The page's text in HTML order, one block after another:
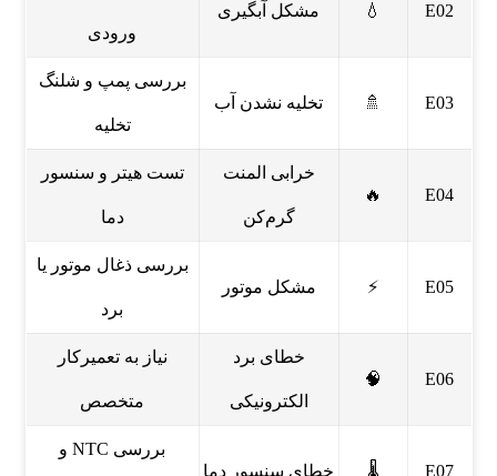
E02
💧 مشکل آبگیری
ورودی
E03
🚿 تخلیه نشدن آب
بررسی پمپ و شلنگ
تخلیه
E04
🔥
خرابی المنت
گرم‌کن
تست هیتر و سنسور
دما
E05
⚡ مشکل موتور
بررسی ذغال موتور یا
برد
E06
🧠
خطای برد
الکترونیکی
نیاز به تعمیرکار
متخصص
E07
🌡️ خطای سنسور دما
بررسی NTC و